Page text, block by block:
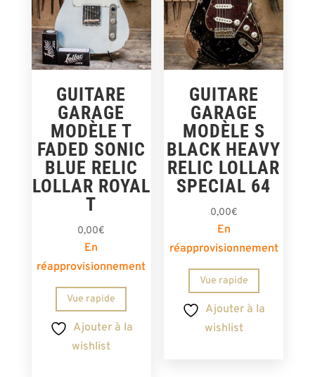
GUITARE
GARAGE
MODÈLE T
FADED SONIC
BLUE RELIC
LOLLAR ROYAL
T
0,00€
En
réapprovisionnement
Vue rapide
Ajouter à la
wishlist
GUITARE
GARAGE
MODÈLE S
BLACK HEAVY
RELIC LOLLAR
SPECIAL 64
0,00€
En
réapprovisionnement
Vue rapide
Ajouter à la
wishlist